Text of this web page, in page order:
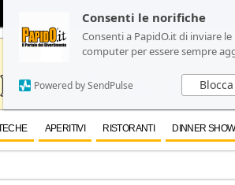
Consenti le norifiche
Consenti a PapidO.it di inviare
computer per essere sempre
Blocca
Powered by SendPulse
Consenti le norifiche
Consenti a PapidO.it di inviare
computer per essere sempre
Blocca
Powered by SendPulse
APERITIVI RISTORANTI DINNER SHOW